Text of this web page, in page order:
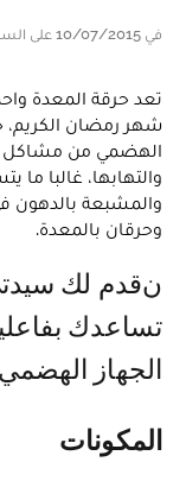
في 10/07/2015 على الساعة 00:26
تعد حرقة المعدة
شهر رمضان الكريم،
الهضمي من مشاكل
والتهابها، غالبا
والمشبعة بالدهون
وحرقان بالمعدة.
نقدم لك سيدتي وصفة طبيعية منزلية
تساعدك
الجهاز
المكونات